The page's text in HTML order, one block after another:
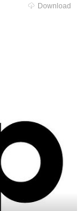
Download